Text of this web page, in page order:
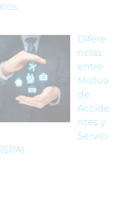
Difere
ncias
entre
Mutua
de
Accide
ntes y
Servici